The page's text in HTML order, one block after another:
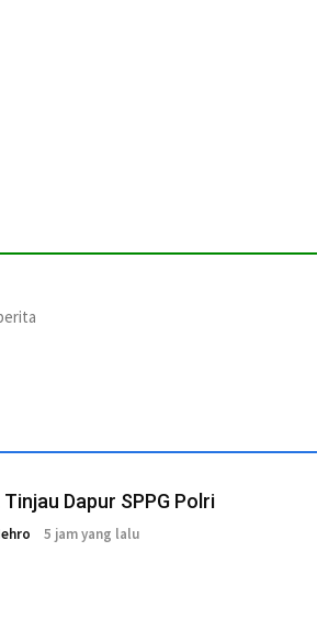
Dapur SPPG Polri
5 jam yang lalu